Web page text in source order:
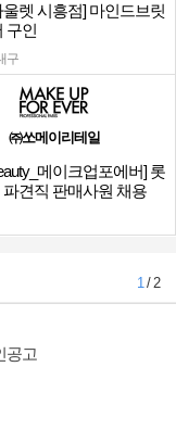
렛 시흥점] 마인드브릿
구인
구
㈜쏘메이리테일
메이크업포에버] 롯
견직 판매사원 채용
1/ 2
공고